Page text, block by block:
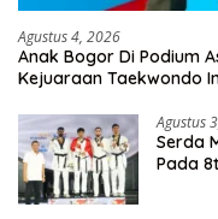
Agustus 4, 2026
Anak Bogor Di Podium
Kejuaraan Taekwondo
Agustus
Serda
Pada